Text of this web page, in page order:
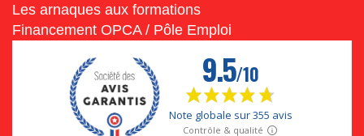
Les arnaques aux formations
Financement OPCA / Pôle Emploi